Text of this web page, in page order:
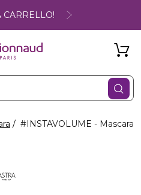
CARRELLO!
#INSTAVOLUME - Mascara